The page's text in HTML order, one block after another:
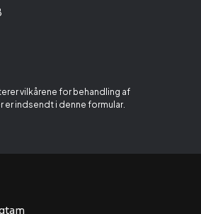
vilkårene for behandling af
indsendt i denne formular.